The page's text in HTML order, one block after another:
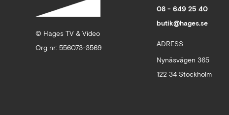
© Hages TV & Video
Org nr: 556073-3569
08 - 649 25 40
butik@hages.se
ADRESS
Nynäsvägen 365
122 34 Stockholm